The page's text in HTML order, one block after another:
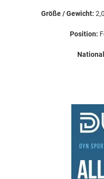
Größe / Gewicht:
Position: